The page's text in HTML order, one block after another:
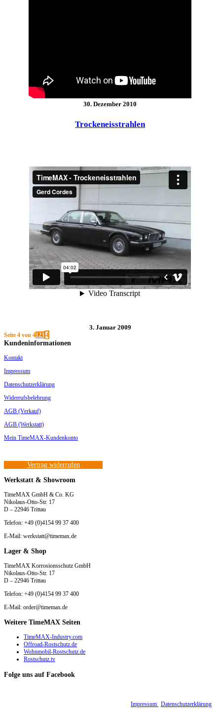
30. Dezember 2010
Trockeneisstrahlen
3. Januar 2009
Seite 4 von 41234
Kundeninformationen
Kontakt
Impressum
Datenschutzerklärung
Widerrufsbelehrung
AGB (Verkauf)
AGB (Werkstatt)
Mein TimeMAX-Kundenkonto
Vertrag widerrufen
Werkstatt & Showroom
TimeMAX GmbH & Co. KG
Nikolaus-Otto-Str. 17
D – 22946 Trittau
Telefon: +49 (0)4154 99 37 400
E-Mail: werkstatt@timemax.de
Lager & Shop
TimeMAX Korrosionsschutz GmbH
Nikolaus-Otto-Str. 17
D – 22946 Trittau
Telefon: +49 (0)4154 99 37 400
E-Mail: order@timemax.de
Weitere TimeMAX Seiten
TimeMAX-Industry.com
Offroad-Rostschutz.de
Wohnmobil-Rostschutz.de
Rostschutz.tv
Folge uns auf Facebook
Impressum Datenschutzerklärung